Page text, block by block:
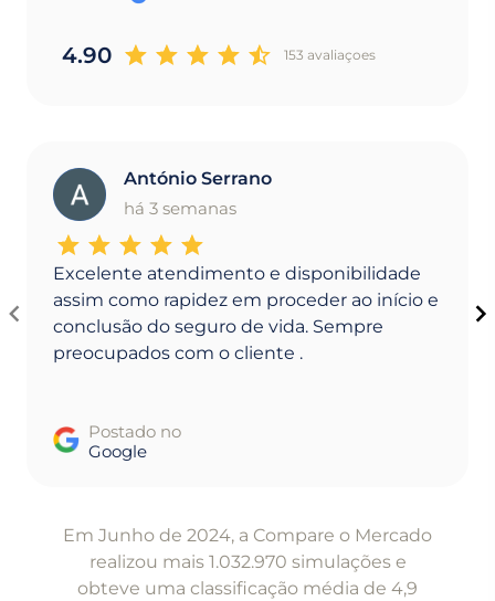
4.90 153 avaliaçoes
A
António Serrano
há 3 semanas
Excelente atendimento e disponibilidade
assim como rapidez em proceder ao início e
conclusão do seguro de vida. Sempre
preocupados com o cliente .
Postado no
Google
Em Junho de 2024, a Compare o Mercado
realizou mais 1.032.970 simulações e
obteve uma classificação média de 4,9